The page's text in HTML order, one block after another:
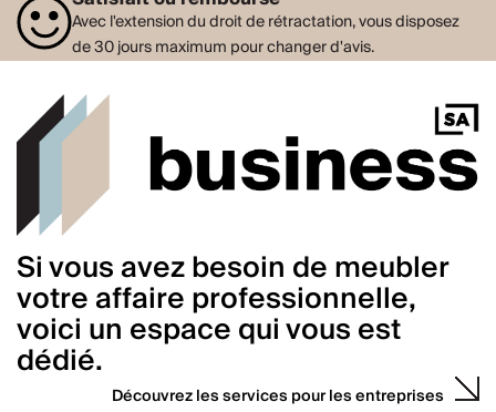
Avec l'extension du droit de rétractation, vous disposez
de 30 jours maximum pour changer d'avis.
Si vous avez besoin de meubler
votre affaire professionnelle,
voici un espace qui vous est
dédié.
Découvrez les services pour les entreprises